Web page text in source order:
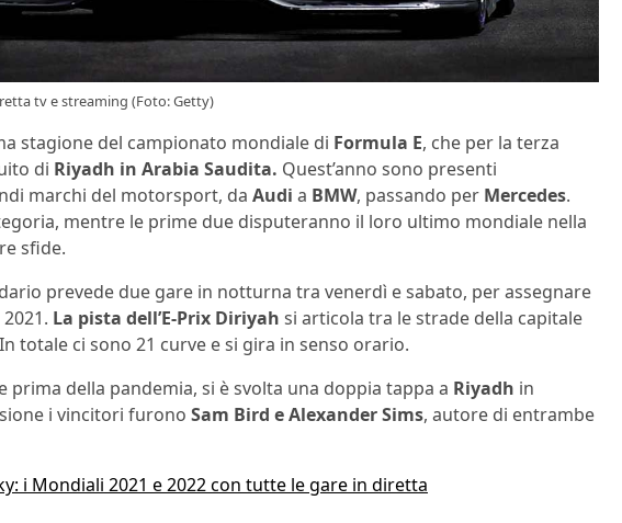
tv e streaming (Foto: Getty)
stagione del campionato mondiale di Formula E, che per la terza
di Riyadh in Arabia Saudita. Quest’anno sono presenti
marchi del motorsport, da Audi a BMW, passando per Mercedes.
mentre le prime due disputeranno il loro ultimo mondiale nella
sfide.
prevede due gare in notturna tra venerdì e sabato, per assegnare
La pista dell’E-Prix Diriyah si articola tra le strade della capitale
totale ci sono 21 curve e si gira in senso orario.
prima della pandemia, si è svolta una doppia tappa a Riyadh in
i vincitori furono Sam Bird e Alexander Sims, autore di entrambe
i Mondiali 2021 e 2022 con tutte le gare in diretta